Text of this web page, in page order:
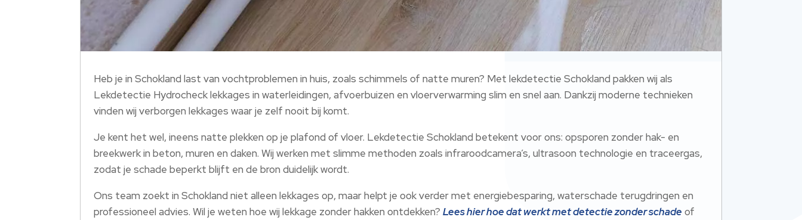
Heb je in Schokland last van vochtproblemen in huis, zoals schimmels of natte muren? Met lekdetectie Schokland pakken wij als
Lekdetectie Hydrocheck lekkages in waterleidingen, afvoerbuizen en vloerverwarming slim en snel aan. Dankzij moderne technieken
vinden wij verborgen lekkages waar je zelf nooit bij komt.
Je kent het wel, ineens natte plekken op je plafond of vloer. Lekdetectie Schokland betekent voor ons: opsporen zonder hak- en
breekwerk in beton, muren en daken. Wij werken met slimme methoden zoals infraroodcamera’s, ultrasoon technologie en traceergas,
zodat je schade beperkt blijft en de bron duidelijk wordt.
Ons team zoekt in Schokland niet alleen lekkages op, maar helpt je ook verder met energiebesparing, waterschade terugdringen en
professioneel advies. Wil je weten hoe wij lekkage zonder hakken ontdekken?Lees hier hoe dat werkt met detectie zonder schade of